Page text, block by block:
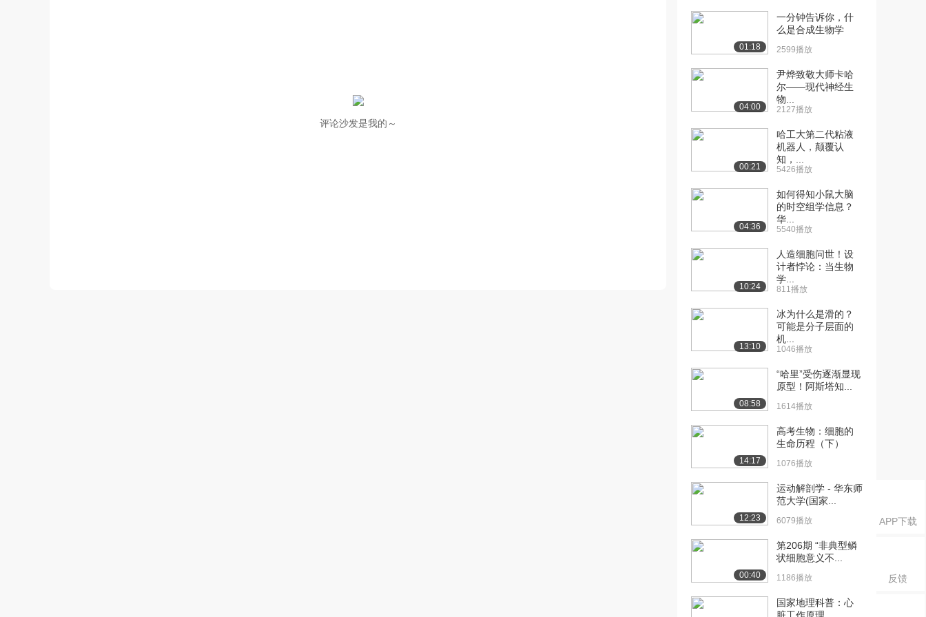
APP下载
反馈
评论沙发是我的～
[10] 可汗学院公开课 免疫
05:04
[11] 可汗学院公开课 免疫
待播放
[12] 可汗学院公开课 免疫
05:35
[13] 可汗学院公开课 免疫
系统：B 细胞...
05:35
系统：克隆选择
系统：自身与非...
[16] 可汗学院公开课 免疫
系统：自身与非...
2640播放
[17] 可汗学院公开课 免疫
系统：白血细胞...
3698播放
[18] 可汗学院公开课 免疫
3285播放
01:18
一分钟告诉你，什
么是合成生物学
2599播放
04:00
尹烨致敬大师卡哈
尔——现代神经生
物...
2127播放
00:21
哈工大第二代粘液
机器人，颠覆认
知，...
5426播放
04:36
如何得知小鼠大脑
的时空组学信息？
华...
5540播放
10:24
人造细胞问世！设
计者悖论：当生物
学...
811播放
13:10
冰为什么是滑的？
可能是分子层面的
机...
1046播放
08:58
“哈里”受伤逐渐显现
原型！阿斯塔知...
1614播放
14:17
高考生物：细胞的
生命历程（下）
1076播放
12:23
运动解剖学 - 华东师
范大学(国家...
6079播放
00:40
第206期 “非典型鳞
状细胞意义不...
1186播放
国家地理科普：心